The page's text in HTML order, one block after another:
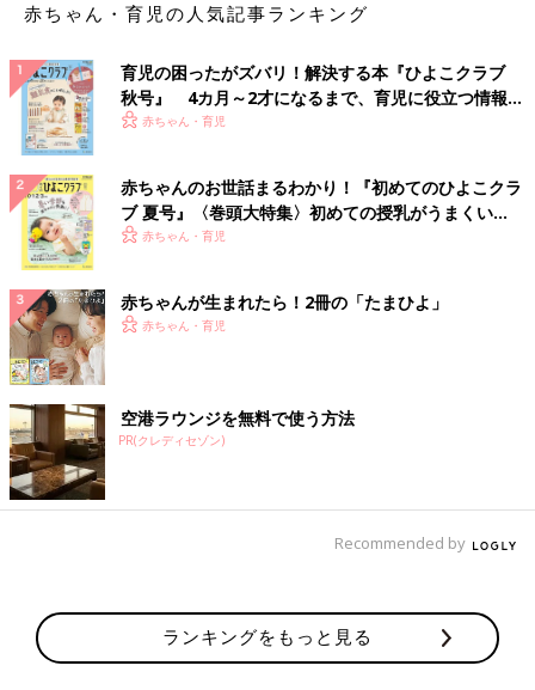
赤ちゃん・育児の人気記事ランキング
育児の困ったがズバリ！解決する本『ひよこクラブ
秋号』 4カ月～2才になるまで、育児に役立つ情報が
いっぱい！
赤ちゃん・育児
赤ちゃんのお世話まるわかり！『初めてのひよこクラ
ブ 夏号』〈巻頭大特集〉初めての授乳がうまくい
く！ おっぱい・ミルクの基本と夏のトラブル 解決テ
赤ちゃん・育児
赤ちゃんが生まれたら！2冊の「たまひよ」
赤ちゃん・育児
空港ラウンジを無料で使う方法
PR(クレディセゾン)
Recommended by
ランキングをもっと見る